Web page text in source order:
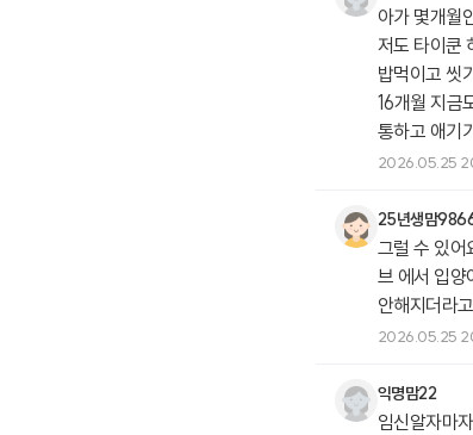
아가 몇개월
저도 타이쿤
밥먹이고 씻
16개월 지금
통하고 애기
2026.05.25
25년생맘
그럴 수 있어
브 에서 입양
안해지더라
2026.05.25
익명맘22
임신알자마